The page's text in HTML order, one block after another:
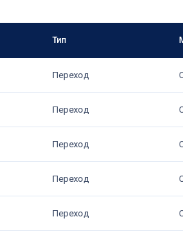
Тип
Переход
Переход
Переход
Переход
Переход